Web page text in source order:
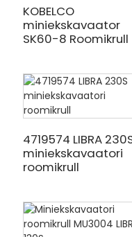
KOBELCO
miniekskavaator
SK60-8 Roomikrull
4719574 LIBRA
miniekskavaatori
roomikrull